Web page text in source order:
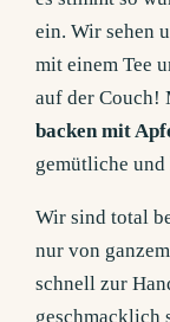
ein. Wir sehen
mit einem Tee
auf der Couch!
backen mit
gemütliche
Wir sind total
nur von
schnell zur
geschmacklich